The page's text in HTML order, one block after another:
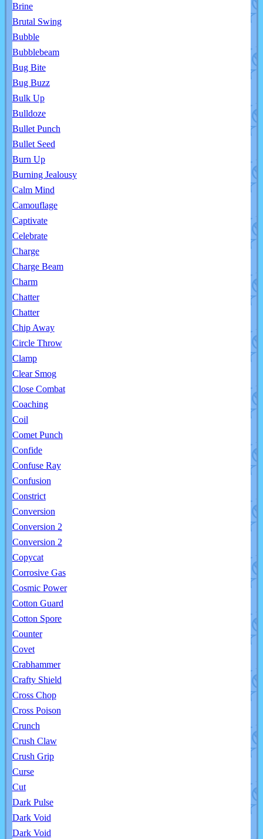
Brine
Brutal Swing
Bubble
Bubblebeam
Bug Bite
Bug Buzz
Bulk Up
Bulldoze
Bullet Punch
Bullet Seed
Burn Up
Burning Jealousy
Calm Mind
Camouflage
Captivate
Celebrate
Charge
Charge Beam
Charm
Chatter
Chatter
Chip Away
Circle Throw
Clamp
Clear Smog
Close Combat
Coaching
Coil
Comet Punch
Confide
Confuse Ray
Confusion
Constrict
Conversion
Conversion 2
Conversion 2
Copycat
Corrosive Gas
Cosmic Power
Cotton Guard
Cotton Spore
Counter
Covet
Crabhammer
Crafty Shield
Cross Chop
Cross Poison
Crunch
Crush Claw
Crush Grip
Curse
Cut
Dark Pulse
Dark Void
Dark Void